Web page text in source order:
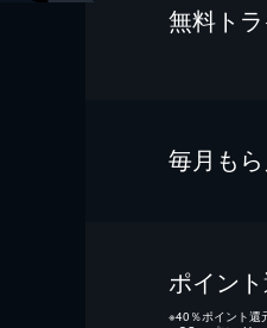
無料ト
毎⽉も
ポイン
※40％ポイント還